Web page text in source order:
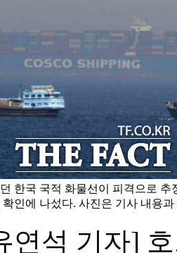
한국 국적 화물선이 피격으로
인에 나섰다. 사진은 기사 내용과
연석 기자]